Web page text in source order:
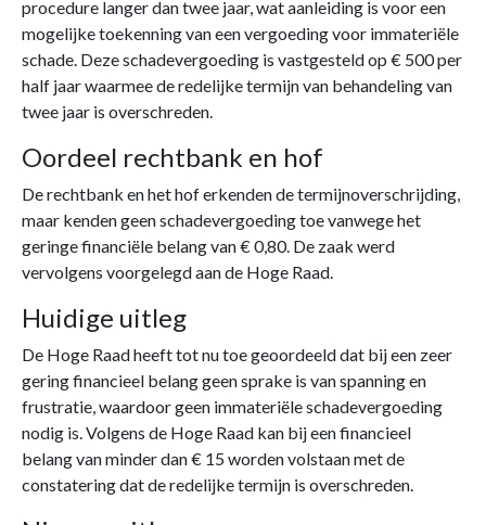
procedure langer dan twee jaar, wat aanleiding is voor een
mogelijke toekenning van een vergoeding voor immateriële
schade. Deze schadevergoeding is vastgesteld op € 500 per
half jaar waarmee de redelijke termijn van behandeling van
twee jaar is overschreden.
Oordeel rechtbank en hof
De rechtbank en het hof erkenden de termijnoverschrijding,
maar kenden geen schadevergoeding toe vanwege het
geringe financiële belang van € 0,80. De zaak werd
vervolgens voorgelegd aan de Hoge Raad.
Huidige uitleg
De Hoge Raad heeft tot nu toe geoordeeld dat bij een zeer
gering financieel belang geen sprake is van spanning en
frustratie, waardoor geen immateriële schadevergoeding
nodig is. Volgens de Hoge Raad kan bij een financieel
belang van minder dan € 15 worden volstaan met de
constatering dat de redelijke termijn is overschreden.